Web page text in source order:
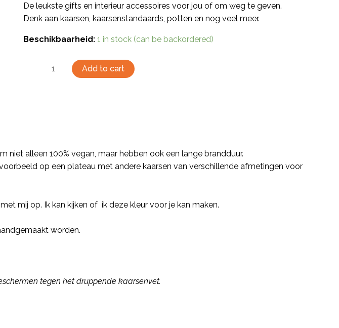
De leukste gifts en interieur accessoires voor jou of om weg te geven.
Denk aan kaarsen, kaarsenstandaards, potten en nog veel meer.
Beschikbaarheid: 1 in stock (can be backordered)
Add to cart
niet alleen 100% vegan, maar hebben ook een lange brandduur.
op een plateau met andere kaarsen van verschillende afmetingen voor
mij op. Ik kan kijken of ik deze kleur voor je kan maken.
worden.
tegen het druppende kaarsenvet.